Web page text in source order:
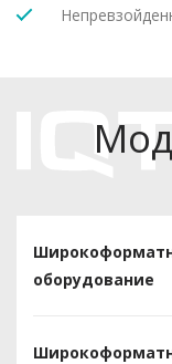
оборудование